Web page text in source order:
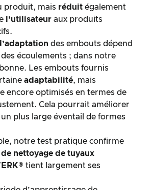
produit, mais réduit également
l’utilisateur aux produits
des embouts dépend
écoulements ; dans notre
Les embouts fournis
adaptabilité, mais
encore optimisés en termes de
Cela pourrait améliorer
un plus large éventail de formes
notre test pratique confirme
nettoyage de tuyaux
tient largement ses